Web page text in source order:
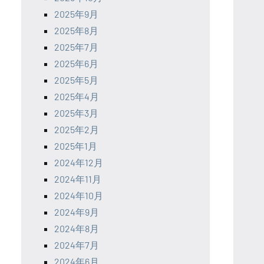
2025年9月
2025年8月
2025年7月
2025年6月
2025年5月
2025年4月
2025年3月
2025年2月
2025年1月
2024年12月
2024年11月
2024年10月
2024年9月
2024年8月
2024年7月
2024年6月